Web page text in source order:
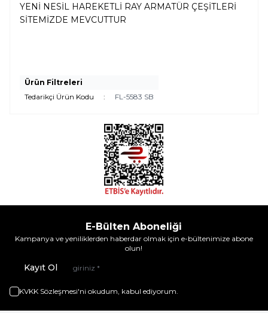
YENİ NESİL HAREKETLİ RAY ARMATÜR ÇEŞİTLERİ
SİTEMİZDE MEVCUTTUR
Ürün Filtreleri
Tedarikçi Ürün Kodu
: FL-5583 SB
E-Bülten Aboneliği
Kampanya ve yeniliklerden haberdar olmak için e-bültenimize abone
olun!
Kayıt Ol
KVKK Sözleşmesi'ni okudum, kabul ediyorum.